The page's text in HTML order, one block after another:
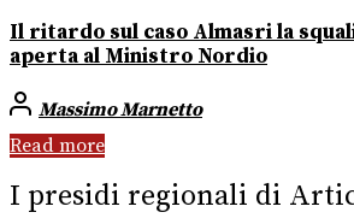
Il ritardo sul caso Almasri la
aperta al Ministro Nordio
Massimo Marnetto
Read more
I presidi regionali di